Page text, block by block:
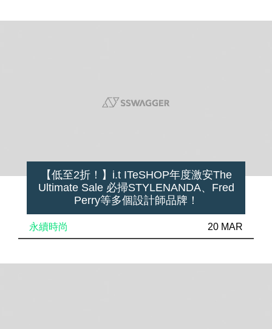
【低至2折！】i.t ITeSHOP年度激安The
Ultimate Sale 必掃STYLENANDA、Fred
Perry等多個設計師品牌！
永續時尚 20 MAR